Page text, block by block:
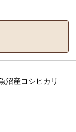
沼産コシヒカリ